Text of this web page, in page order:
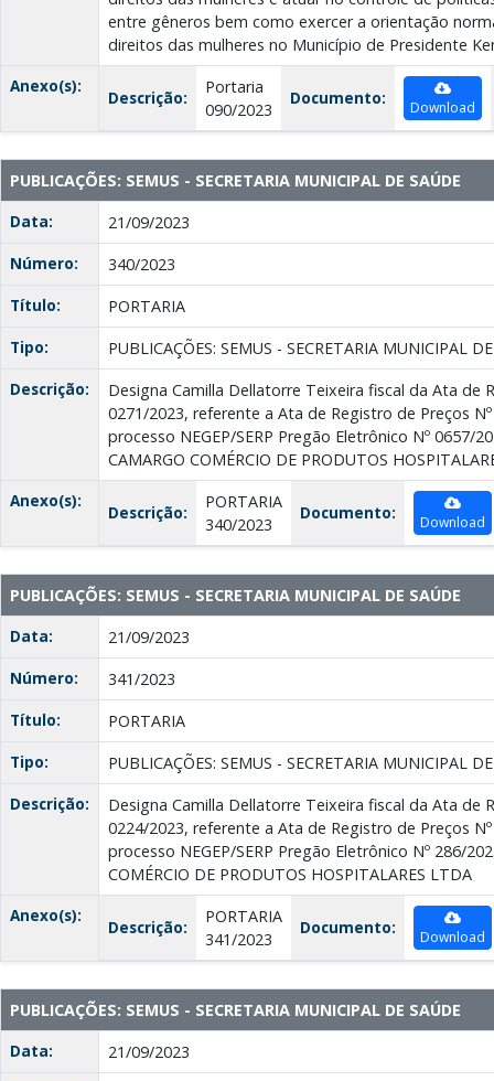
entre gêneros bem como exercer a orientação
direitos das mulheres no Município de Presidente
Anexo(s):
Descrição:
Portaria
090/2023
Documento: Download
PUBLICAÇÕES: SEMUS - SECRETARIA MUNICIPAL DE SAÚDE
Data:
21/09/2023
Número:
340/2023
Título:
PORTARIA
Tipo:
PUBLICAÇÕES: SEMUS - SECRETARIA MUNICIPAL
Descrição:
Designa Camilla Dellatorre Teixeira fiscal da Ata de
0271/2023, referente a Ata de Registro de Preços
processo NEGEP/SERP Pregão Eletrônico Nº 0657/
CAMARGO COMÉRCIO DE PRODUTOS
Anexo(s):
Descrição:
PORTARIA
340/2023
Documento: Download
PUBLICAÇÕES: SEMUS - SECRETARIA MUNICIPAL DE SAÚDE
Data:
21/09/2023
Número:
341/2023
Título:
PORTARIA
Tipo:
PUBLICAÇÕES: SEMUS - SECRETARIA MUNICIPAL
Descrição:
Designa Camilla Dellatorre Teixeira fiscal da Ata de
0224/2023, referente a Ata de Registro de Preços
processo NEGEP/SERP Pregão Eletrônico Nº 286/
COMÉRCIO DE PRODUTOS HOSPITALARES LTDA
Anexo(s):
Descrição:
PORTARIA
341/2023
Documento: Download
PUBLICAÇÕES: SEMUS - SECRETARIA MUNICIPAL DE SAÚDE
Data:
21/09/2023